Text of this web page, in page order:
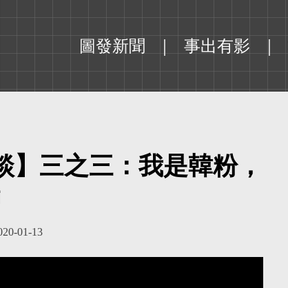
圖發新聞 事出有影
】三之三：我是韓粉，
01-13